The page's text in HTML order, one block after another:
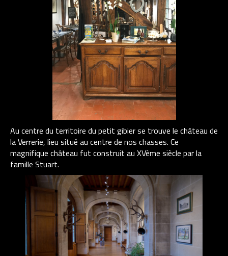
Au centre du territoire du petit gibier se trouve le château de
la Verrerie, lieu situé au centre de nos chasses. Ce
magnifique château fut construit au XVème siècle par la
famille Stuart.